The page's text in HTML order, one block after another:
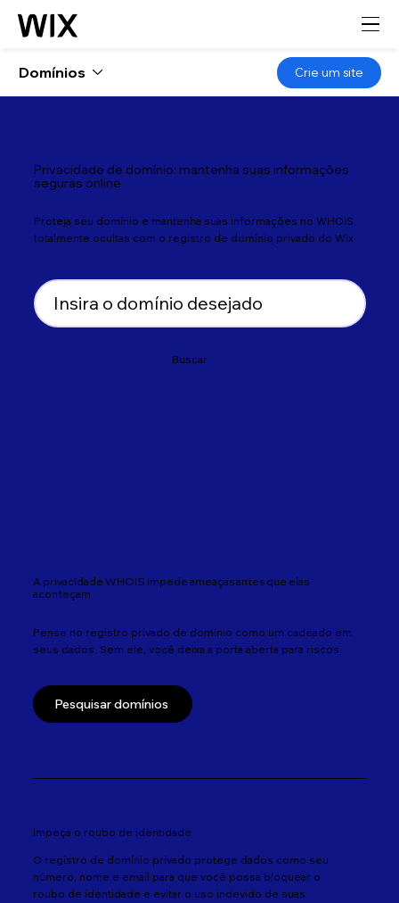
Domínios Crie um site
Privacidade de domínio: mantenha suas informações
seguras online
Proteja seu domínio e mantenha suas informações no WHOIS
totalmente ocultas com o registro de domínio privado do Wix
Buscar
A privacidade WHOIS impede ameaças antes que elas
aconteçam
Pense no registro privado de domínio como um cadeado em
seus dados. Sem ele, você deixa a porta aberta para riscos.
Pesquisar domínios
Impeça o roubo de identidade
O registro de domínio privado protege dados como seu
número, nome e email para que você possa bloquear o
roubo de identidade e evitar o uso indevido de suas